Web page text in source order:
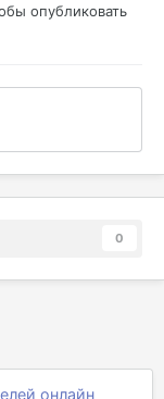
опубликовать
0
онлайн